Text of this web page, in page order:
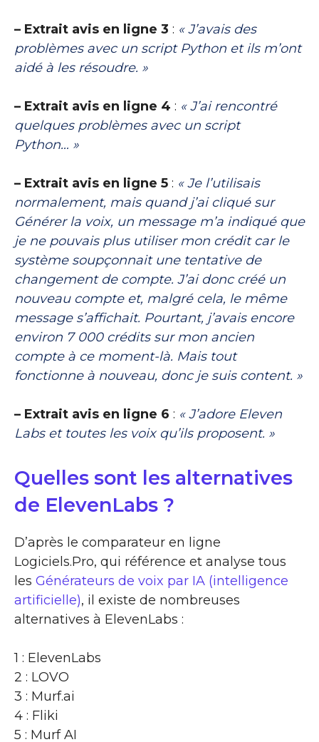
– Extrait avis en ligne 3 : « J’avais des
problèmes avec un script Python et ils m’ont
aidé à les résoudre. »
– Extrait avis en ligne 4 : « J’ai rencontré
quelques problèmes avec un script
Python… »
– Extrait avis en ligne 5 : « Je l’utilisais
normalement, mais quand j’ai cliqué sur
Générer la voix, un message m’a indiqué que
je ne pouvais plus utiliser mon crédit car le
système soupçonnait une tentative de
changement de compte. J’ai donc créé un
nouveau compte et, malgré cela, le même
message s’affichait. Pourtant, j’avais encore
environ 7 000 crédits sur mon ancien
compte à ce moment-là. Mais tout
fonctionne à nouveau, donc je suis content. »
– Extrait avis en ligne 6 : « J’adore Eleven
Labs et toutes les voix qu’ils proposent. »
Quelles sont les alternatives
de ElevenLabs ?
D’après le comparateur en ligne
Logiciels.Pro, qui référence et analyse tous
les Générateurs de voix par IA (intelligence
artificielle), il existe de nombreuses
alternatives à ElevenLabs :
1 : ElevenLabs
2 : LOVO
3 : Murf.ai
4 : Fliki
5 : Murf AI